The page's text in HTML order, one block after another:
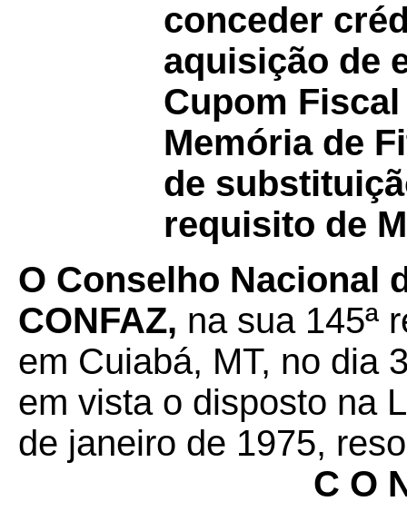
conceder
aquisição de
Cupom
Memória de
de
requisito de
O Conselho Nacional
CONFAZ, na sua 145ª
em Cuiabá, MT, no dia
em vista o disposto na
de janeiro de 1975,
C O